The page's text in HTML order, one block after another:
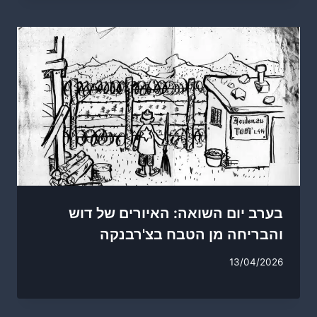
בערב יום השואה: האיורים של דוש
והבריחה מן הטבח בצ'רבנקה
13/04/2026